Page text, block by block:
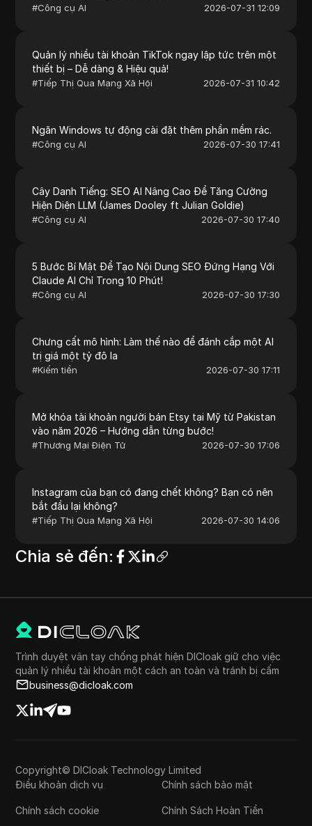
#Công cụ AI 2026-07-31 12:09
Quản lý nhiều tài khoản TikTok ngay lập tức trên một
thiết bị – Dễ dàng & Hiệu quả!
#Tiếp Thị Qua Mạng Xã Hội 2026-07-31 10:42
Ngăn Windows tự động cài đặt thêm phần mềm rác.
#Công cụ AI 2026-07-30 17:41
Cây Danh Tiếng: SEO AI Nâng Cao Để Tăng Cường
Hiện Diện LLM (James Dooley ft Julian Goldie)
#Công cụ AI 2026-07-30 17:40
5 Bước Bí Mật Để Tạo Nội Dung SEO Đứng Hạng Với
Claude AI Chỉ Trong 10 Phút!
#Công cụ AI 2026-07-30 17:30
Chưng cất mô hình: Làm thế nào để đánh cắp một AI
trị giá một tỷ đô la
#Kiếm tiền 2026-07-30 17:11
Mở khóa tài khoản người bán Etsy tại Mỹ từ Pakistan
vào năm 2026 – Hướng dẫn từng bước!
#Thương Mại Điện Tử 2026-07-30 17:06
Instagram của bạn có đang chết không? Bạn có nên
bắt đầu lại không?
#Tiếp Thị Qua Mạng Xã Hội 2026-07-30 14:06
Chia sẻ đến:
Trình duyệt vân tay chống phát hiện DICloak giữ cho việc
quản lý nhiều tài khoản một cách an toàn và tránh bị cấm
business@dicloak.com
Copyright© DICloak Technology Limited
Điều khoản dịch vụ
Chính sách bảo mật
Chính sách cookie Chính Sách Hoàn Tiền